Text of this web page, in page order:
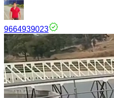
9664939023